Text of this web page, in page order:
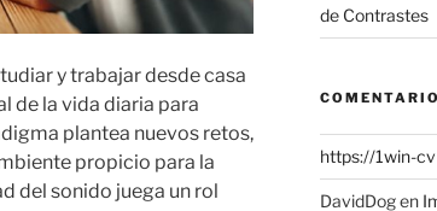
y trabajar desde casa
de la vida diaria para
plantea nuevos retos,
propicio para la
del sonido juega un rol
de Contrastes
https://1win-
DavidDogen